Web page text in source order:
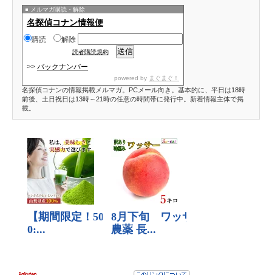
メルマガ購読・解除
名探偵コナン情報便
購読 解除
読者購読規約
>> バックナンバー
powered by まぐまぐ！
名探偵コナンの情報掲載メルマガ。PCメール向き。基本的に、平日は18時
前後、土日祝日は13時～21時の任意の時間帯に発行中。新着情報主体で掲
載。